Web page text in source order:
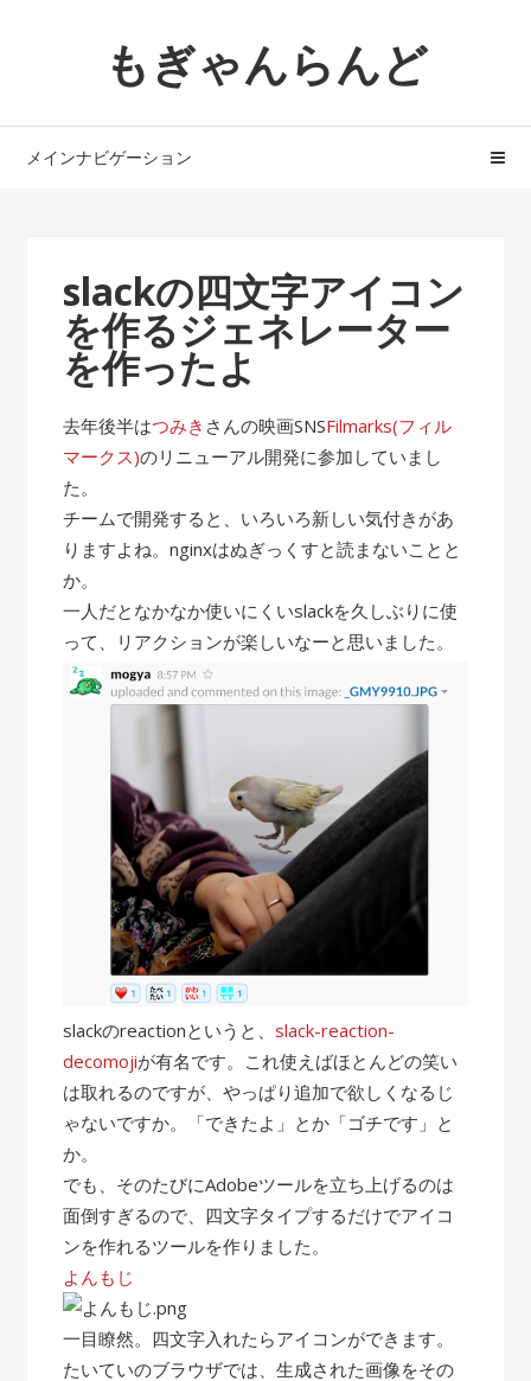
ョ
へ
もぎゃんらんど
メインナビゲーション
slackの四文字アイコン
を作るジェネレーター
を作ったよ
去年後半はつみき さんの映画SNSFilmarks(フィル
マークス)のリニューアル開発に参加していまし
た。
チームで開発すると、いろいろ新しい気付きがあ
りますよね。nginxはぬぎっくすと読まないことと
か。
一人だとなかなか使いにくいslackを久しぶりに使
って、リアクションが楽しいなーと思いました。
slackのreactionというと、slack-reaction-
decomojiが有名です。これ使えばほとんどの笑い
は取れるのですが、やっぱり追加で欲しくなるじ
ゃないですか。「できたよ」とか「ゴチです」と
か。
でも、そのたびにAdobeツールを立ち上げるのは
面倒すぎるので、四文字タイプするだけでアイコ
ンを作れるツールを作りました。
よんもじ
一目瞭然。四文字入れたらアイコンができます。
たいていのブラウザでは、生成された画像をその